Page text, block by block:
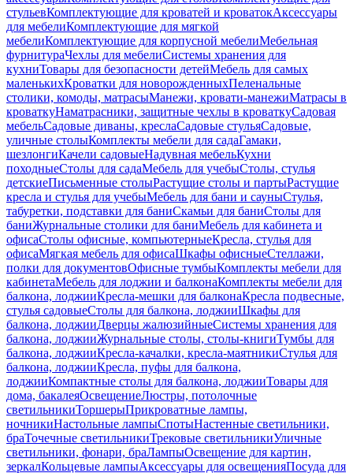
стульевКомплектующие для кроватей и кроватокАксессуары
для мебелиКомплектующие для мягкой
мебелиКомплектующие для корпусной мебелиМебельная
фурнитураЧехлы для мебелиСистемы хранения для
кухниТовары для безопасности детейМебель для самых
маленькихКроватки для новорожденныхПеленальные
столики, комоды, матрасыМанежи, кровати-манежиМатрасы в
кроваткуНаматрасники, защитные чехлы в кроваткуСадовая
мебельСадовые диваны, креслаСадовые стульяСадовые,
уличные столыКомплекты мебели для садаГамаки,
шезлонгиКачели садовыеНадувная мебельКухни
походныеСтолы для садаМебель для учебыСтолы, стулья
детскиеПисьменные столыРастущие столы и партыРастущие
кресла и стулья для учебыМебель для бани и сауныСтулья,
табуретки, подставки для баниСкамьи для баниСтолы для
баниЖурнальные столики для баниМебель для кабинета и
офисаСтолы офисные, компьютерныеКресла, стулья для
офисаМягкая мебель для офисаШкафы офисныеСтеллажи,
полки для документовОфисные тумбыКомплекты мебели для
кабинетаМебель для лоджии и балконаКомплекты мебели для
балкона, лоджииКресла-мешки для балконаКресла подвесные,
стулья садовыеСтолы для балкона, лоджииШкафы для
балкона, лоджииДверцы жалюзийныеСистемы хранения для
балкона, лоджииЖурнальные столы, столы-книгиТумбы для
балкона, лоджииКресла-качалки, кресла-маятникиСтулья для
балкона, лоджииКресла, пуфы для балкона,
лоджииКомпактные столы для балкона, лоджииТовары для
дома, бакалеяОсвещениеЛюстры, потолочные
светильникиТоршерыПрикроватные лампы,
ночникиНастольные лампыСпотыНастенные светильники,
браТочечные светильникиТрековые светильникиУличные
светильники, фонари, браЛампыОсвещение для картин,
зеркалКольцевые лампыАксессуары для освещенияПосуда для